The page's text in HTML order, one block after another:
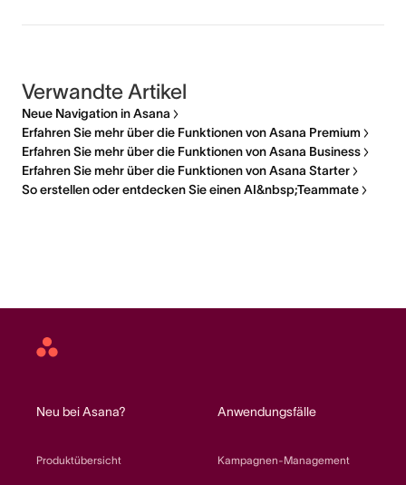
Verwandte Artikel
Neue Navigation in Asana
Erfahren Sie mehr über die Funktionen von Asana Premium
Erfahren Sie mehr über die Funktionen von Asana Business
Erfahren Sie mehr über die Funktionen von Asana Starter
So erstellen oder entdecken Sie einen AI&nbsp;Teammate
Asana
Neu bei Asana?
Produktübersicht
Anwendungsfälle
Kampagnen-Management